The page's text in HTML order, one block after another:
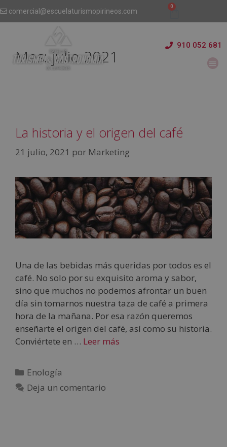
comercial@escuelaturismopirineos.com
910 052 681
Mes:julio 2021
La historia y el origen del café
21 julio, 2021 por Marketing
Una de las bebidas más queridas por todos es el
café. No solo por su exquisito aroma y sabor,
sino que muchos no podemos afrontar un buen
día sin tomarnos nuestra taza de café a primera
hora de la mañana. Por esa razón queremos
enseñarte el origen del café, así como su historia.
Conviértete en … Leer más
Enología
Deja un comentario